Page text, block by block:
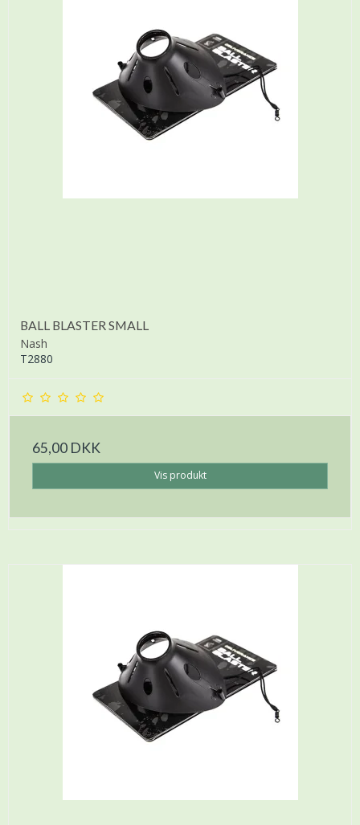
BALL BLASTER SMALL
Nash
T2880
65,00 DKK
Vis produkt